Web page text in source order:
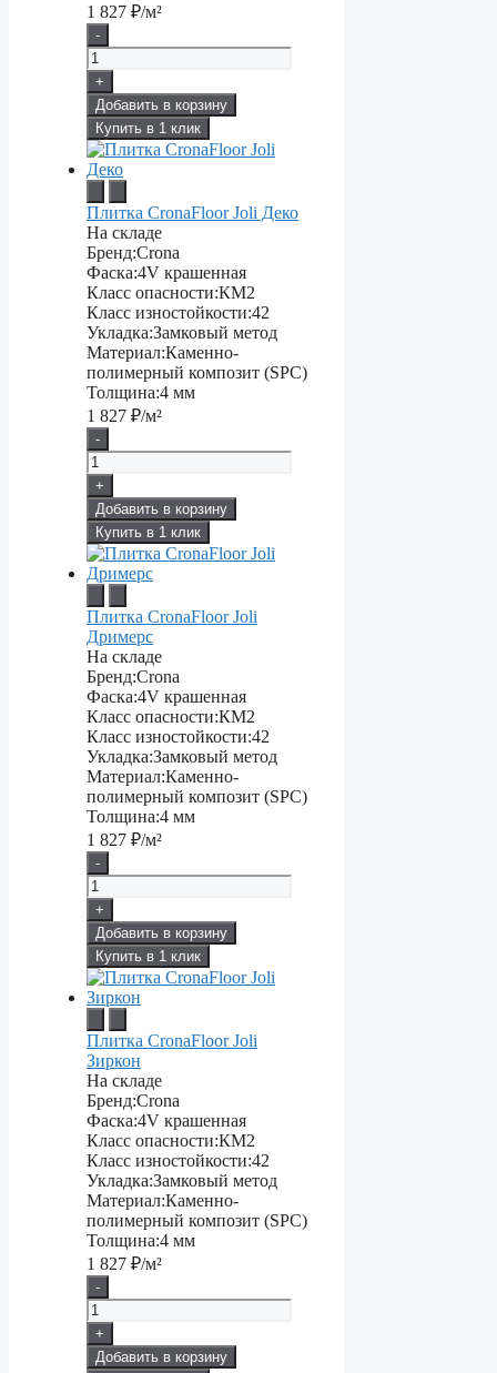
1 827 ₽/м²
-
+
Добавить в корзину
Купить в 1 клик
Плитка CronaFloor Joli Деко
На складе
Бренд:Crona
Фаска:4V крашенная
Класс опасности:КМ2
Класс изностойкости:42
Укладка:Замковый метод
Материал:Каменно-
полимерный композит (SPC)
Толщина:4 мм
1 827 ₽/м²
-
+
Добавить в корзину
Купить в 1 клик
Плитка CronaFloor Joli
Дримерс
На складе
Бренд:Crona
Фаска:4V крашенная
Класс опасности:КМ2
Класс изностойкости:42
Укладка:Замковый метод
Материал:Каменно-
полимерный композит (SPC)
Толщина:4 мм
1 827 ₽/м²
-
+
Добавить в корзину
Купить в 1 клик
Плитка CronaFloor Joli
Зиркон
На складе
Бренд:Crona
Фаска:4V крашенная
Класс опасности:КМ2
Класс изностойкости:42
Укладка:Замковый метод
Материал:Каменно-
полимерный композит (SPC)
Толщина:4 мм
1 827 ₽/м²
-
+
Добавить в корзину